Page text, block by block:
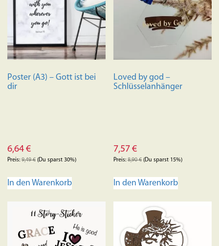
Poster (A3) – Gott ist bei
dir
6,64 €
Preis: 9,49€ (Du sparst 30%)
In den Warenkorb
Loved by god –
Schlüsselanhänger
7,57€
Preis:8,90€(Du sparst 15%)
In den Warenkorb